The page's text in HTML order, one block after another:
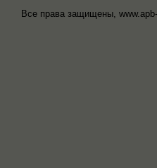
Все права защищены,